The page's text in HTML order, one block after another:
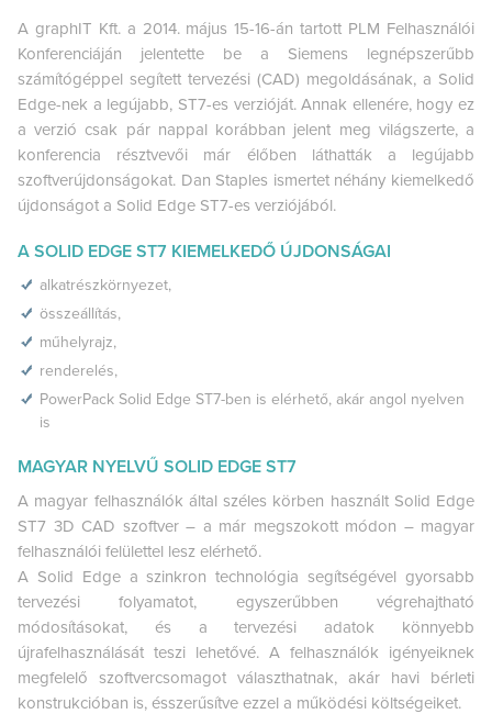
A graphIT Kft. a 2014. május 15-16-án tartott PLM Felhasználói
Konferenciáján jelentette be a Siemens legnépszerűbb
számítógéppel segített tervezési (CAD) megoldásának, a Solid
Edge-nek a legújabb, ST7-es verzióját. Annak ellenére, hogy ez
a verzió csak pár nappal korábban jelent meg világszerte, a
konferencia résztvevői már élőben láthatták a legújabb
szoftverújdonságokat. Dan Staples ismertet néhány kiemelkedő
újdonságot a Solid Edge ST7-es verziójából.
A SOLID EDGE ST7 KIEMELKEDŐ ÚJDONSÁGAI
alkatrészkörnyezet,
összeállítás,
műhelyrajz,
renderelés,
PowerPack Solid Edge ST7-ben is elérhető, akár angol nyelven
is
MAGYAR NYELVŰ SOLID EDGE ST7
A magyar felhasználók által széles körben használt Solid Edge
ST7 3D CAD szoftver – a már megszokott módon – magyar
felhasználói felülettel lesz elérhető.
A Solid Edge a szinkron technológia segítségével gyorsabb
tervezési folyamatot, egyszerűbben végrehajtható
módosításokat, és a tervezési adatok könnyebb
újrafelhasználását teszi lehetővé. A felhasználók igényeiknek
megfelelő szoftvercsomagot választhatnak, akár havi bérleti
konstrukcióban is, ésszerűsítve ezzel a működési költségeiket.